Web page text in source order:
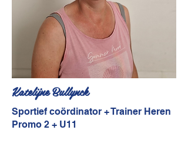
Katelijne Bullynck
Sportief coördinator + Trainer Heren
Promo 2 + U11